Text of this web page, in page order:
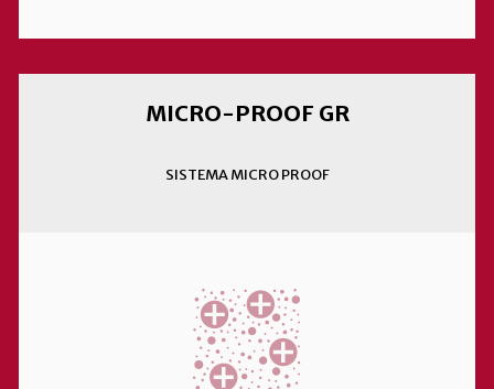
MICRO-PROOF GR
SISTEMA MICRO PROOF